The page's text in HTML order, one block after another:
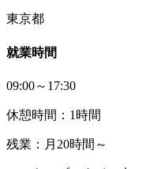
東京都
就業時間
09:00～17:30
休憩時間：1時間
残業：月20時間～